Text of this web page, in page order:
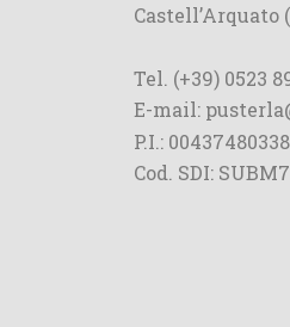
Castell’Arquato
Tel. (+39) 0523
E-mail:
P.I.: 00437480338
Cod. SDI: